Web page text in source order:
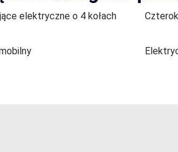
elektryczne o 4 kołach